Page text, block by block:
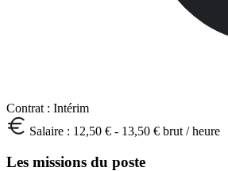
Contrat : Intérim
Salaire : 12,50 € - 13,50 € brut / heure
Les missions du poste